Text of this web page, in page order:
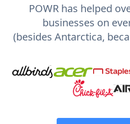
POWR has helped
businesses on
(besides Antarctica,